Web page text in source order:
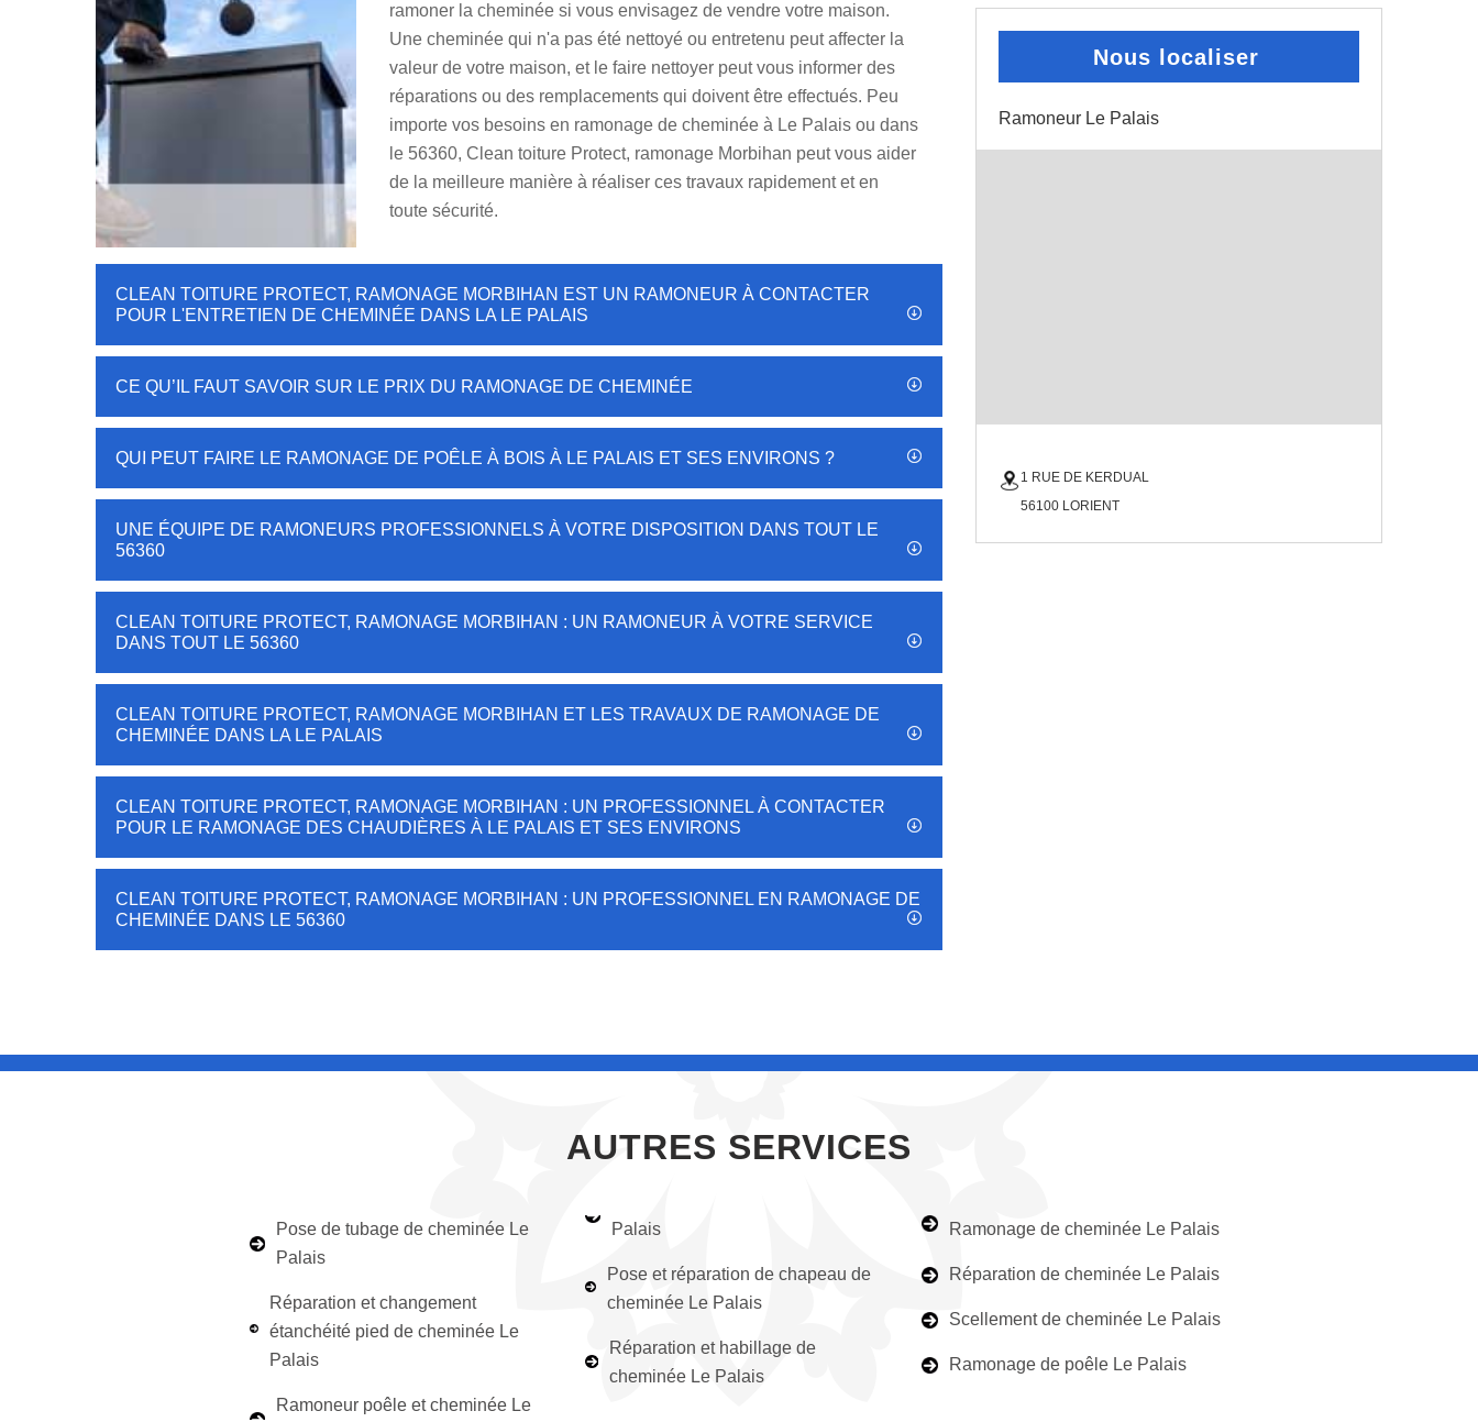
ramoner la cheminée si vous envisagez de vendre votre maison.
Une cheminée qui n'a pas été nettoyé ou entretenu peut affecter la
valeur de votre maison, et le faire nettoyer peut vous informer des
réparations ou des remplacements qui doivent être effectués. Peu
importe vos besoins en ramonage de cheminée à Le Palais ou dans
le 56360, Clean toiture Protect, ramonage Morbihan peut vous aider
de la meilleure manière à réaliser ces travaux rapidement et en
toute sécurité.
CLEAN TOITURE PROTECT, RAMONAGE MORBIHAN EST UN RAMONEUR À CONTACTER
POUR L'ENTRETIEN DE CHEMINÉE DANS LA LE PALAIS
CE QU’IL FAUT SAVOIR SUR LE PRIX DU RAMONAGE DE CHEMINÉE
QUI PEUT FAIRE LE RAMONAGE DE POÊLE À BOIS À LE PALAIS ET SES ENVIRONS ?
UNE ÉQUIPE DE RAMONEURS PROFESSIONNELS À VOTRE DISPOSITION DANS TOUT LE
56360
CLEAN TOITURE PROTECT, RAMONAGE MORBIHAN : UN RAMONEUR À VOTRE SERVICE
DANS TOUT LE 56360
CLEAN TOITURE PROTECT, RAMONAGE MORBIHAN ET LES TRAVAUX DE RAMONAGE DE
CHEMINÉE DANS LA LE PALAIS
CLEAN TOITURE PROTECT, RAMONAGE MORBIHAN : UN PROFESSIONNEL À CONTACTER
POUR LE RAMONAGE DES CHAUDIÈRES À LE PALAIS ET SES ENVIRONS
CLEAN TOITURE PROTECT, RAMONAGE MORBIHAN : UN PROFESSIONNEL EN RAMONAGE DE
CHEMINÉE DANS LE 56360
Nous localiser
Ramoneur Le Palais
1 RUE DE KERDUAL
56100 LORIENT
AUTRES SERVICES
Pose de tubage de cheminée Le
Palais
Réparation et changement
étanchéité pied de cheminée Le
Palais
Ramoneur poêle et cheminée Le
Palais
Pose et réparation de chapeau de
cheminée Le Palais
Réparation et habillage de
cheminée Le Palais
Ramonage de cheminée Le Palais
Réparation de cheminée Le Palais
Scellement de cheminée Le Palais
Ramonage de poêle Le Palais